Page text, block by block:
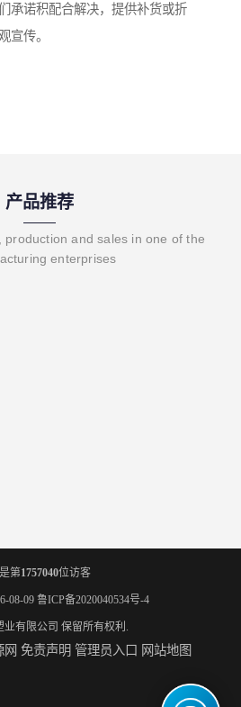
承诺积配合解决，提供补货或折
宣传。
产品推荐
production and sales in one of the
enterprises
第1757040位访客
08-09 鲁ICP备2020040534号-4
业有限公司 保留所有权利.
网 免责声明 管理员入口 网站地图